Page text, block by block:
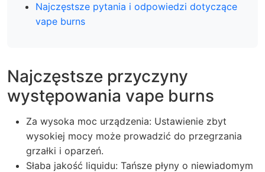
Najczęstsze pytania i odpowiedzi dotyczące
vape burns
Najczęstsze przyczyny
występowania vape burns
Za wysoka moc urządzenia: Ustawienie zbyt
wysokiej mocy może prowadzić do przegrzania
grzałki i oparzeń.
Słaba jakość liquidu: Tańsze płyny o niewiadomym